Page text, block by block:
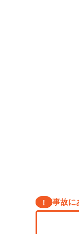
！ 事故に